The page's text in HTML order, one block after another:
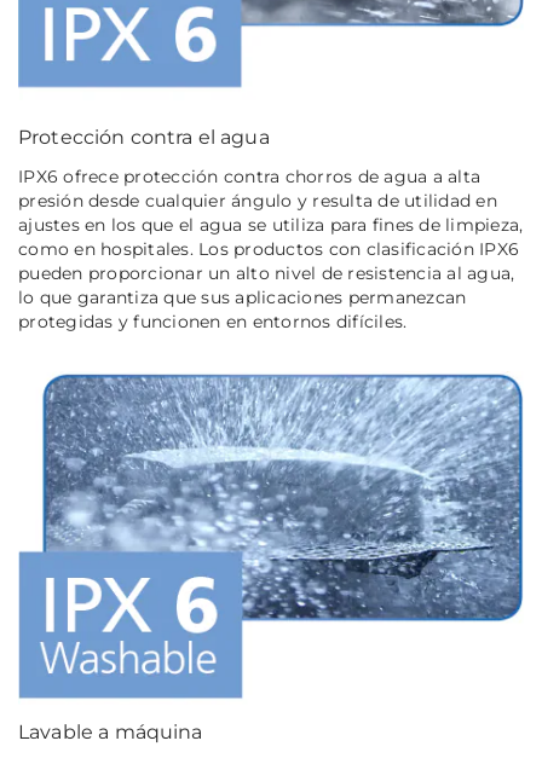
Protección contra el agua
IPX6 ofrece protección contra chorros de agua a alta
presión desde cualquier ángulo y resulta de utilidad en
ajustes en los que el agua se utiliza para fines de limpieza,
como en hospitales. Los productos con clasificación IPX6
pueden proporcionar un alto nivel de resistencia al agua,
lo que garantiza que sus aplicaciones permanezcan
protegidas y funcionen en entornos difíciles.
Lavable a máquina